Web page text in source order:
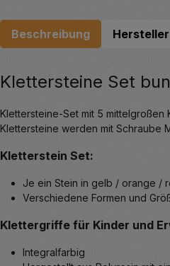
Beschreibung Hersteller
Klettersteine Set
Klettersteine-Set mit 5
Klettersteine werden mit Schraube
Kletterstein Set:
Je ein Stein in gelb / orange /
Verschiedene Formen und
Klettergriffe für Kinder und
Integralfarbig